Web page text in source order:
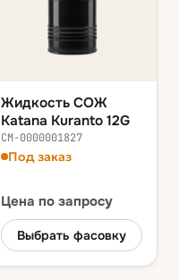
Жидкость СОЖ
Katana Kuranto 12G
СМ-0000001827
Под заказ
Цена по запросу
Выбрать фасовку